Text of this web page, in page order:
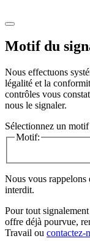
Motif du
Nous effectuons
légalité et la
contrôles vous
nous le signaler.
Sélectionnez un
Motif:
Nous vous rappelons
interdit.
Pour tout
offre déjà pourvue,
Travail ou contactez-